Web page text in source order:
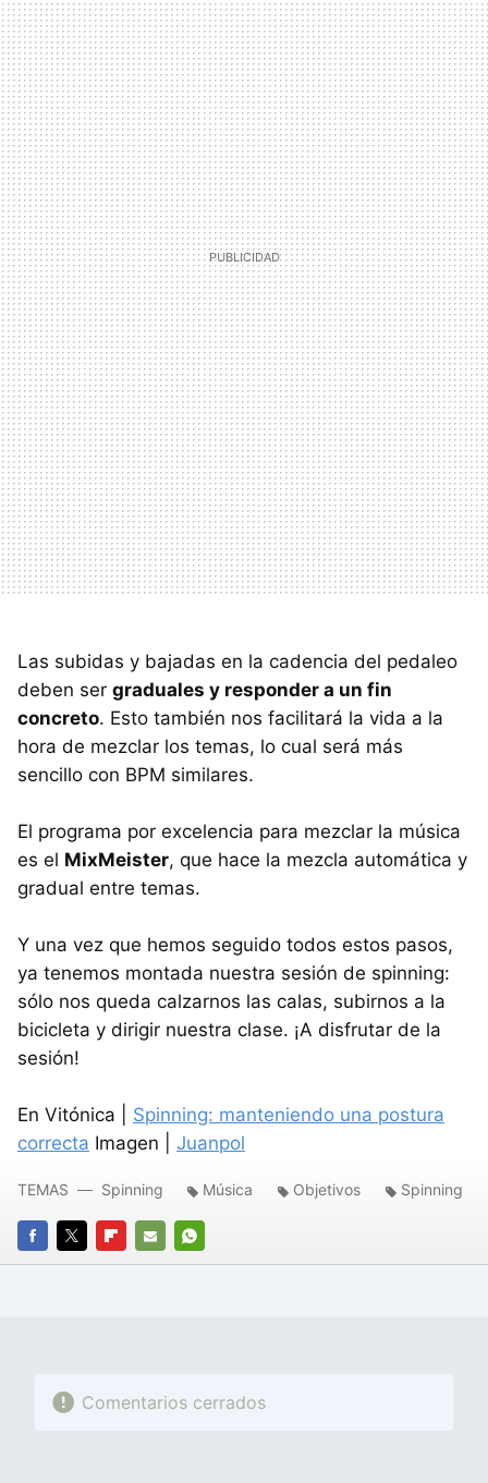
Las subidas y bajadas en la cadencia del pedaleo
deben ser graduales y responder a un fin
concreto. Esto también nos facilitará la vida a la
hora de mezclar los temas, lo cual será más
sencillo con BPM similares.
El programa por excelencia para mezclar la música
es el MixMeister, que hace la mezcla automática y
gradual entre temas.
Y una vez que hemos seguido todos estos pasos,
ya tenemos montada nuestra sesión de spinning:
sólo nos queda calzarnos las calas, subirnos a la
bicicleta y dirigir nuestra clase. ¡A disfrutar de la
sesión!
En Vitónica | Spinning: manteniendo una postura
correcta Imagen | Juanpol
FACEBOOK
TWITTERFLIPBOARD
E-
WHATSAPP
TEMAS Spinning Música Objetivos Spinning
Comentarios cerrados